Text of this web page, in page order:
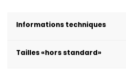
Informations techniques
Tailles «hors standard»